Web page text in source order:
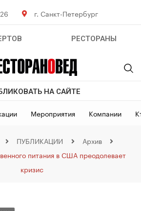
г. Санкт-Петербург
РЕСТОРАНЫ
НА САЙТЕ
Мероприятия Компании
ПУБЛИКАЦИИ
Архив
питания в США преодолевает
кризис